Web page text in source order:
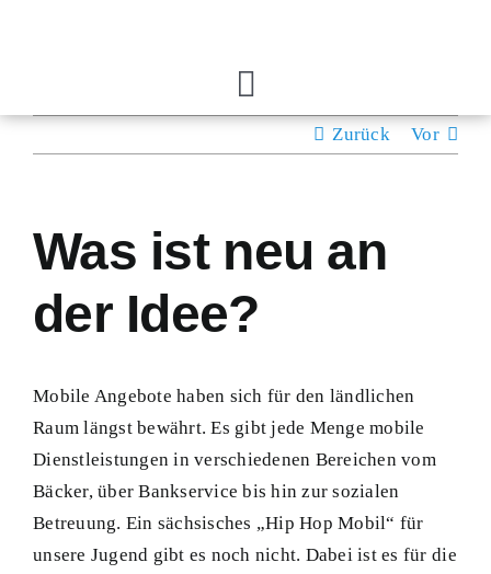
Toggle
Navigation
Home
Anfrage senden
Zurück Vor
Was ist neu an
der Idee?
Mobile Angebote haben sich für den ländlichen
Raum längst bewährt. Es gibt jede Menge mobile
Dienstleistungen in verschiedenen Bereichen vom
Bäcker, über Bankservice bis hin zur sozialen
Betreuung. Ein sächsisches „Hip Hop Mobil“ für
unsere Jugend gibt es noch nicht. Dabei ist es für die